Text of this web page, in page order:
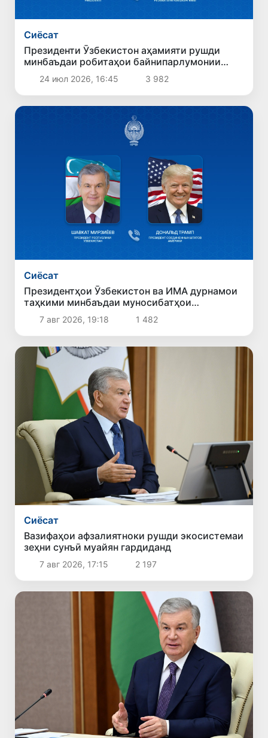
Сиёсат
Президенти Ӯзбекистон аҳамияти рушди
минбаъдаи робитаҳои байнипарлумонии
Ӯзбекистону Русияро таъкид кард
24 июл 2026, 16:45 3 982
Сиёсат
Президентҳои Ӯзбекистон ва ИМА дурнамои
таҳкими минбаъдаи муносибатҳои
дуҷонибаро баррасӣ карданд
7 авг 2026, 19:18 1 482
Сиёсат
Вазифаҳои афзалиятноки рушди экосистемаи
зеҳни сунъӣ муайян гардиданд
7 авг 2026, 17:15 2 197